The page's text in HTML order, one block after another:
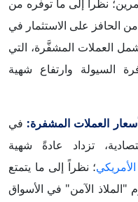
نظراً إلى ما توفره من
الحافز على الاستثمار في
العملات المشفَّرة، التي
السيولة وارتفاع شهية
في
تزداد عادةً شهية
الأمريكي؛ نظراً إلى ما يتمتع
"الملاذ الآمن" في الأسواق